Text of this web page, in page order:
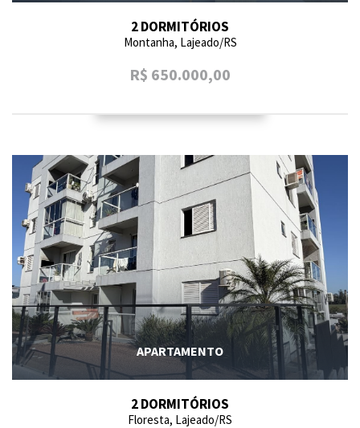
2 DORMITÓRIOS
Montanha, Lajeado/RS
R$ 650.000,00
APARTAMENTO
2 DORMITÓRIOS
Floresta, Lajeado/RS